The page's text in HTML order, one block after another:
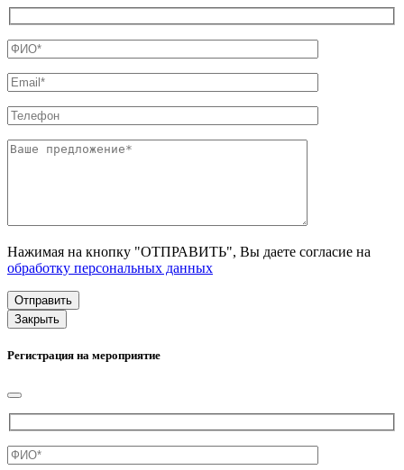
Нажимая на кнопку "ОТПРАВИТЬ", Вы даете согласие на
обработку персональных данных
Закрыть
Регистрация на мероприятие